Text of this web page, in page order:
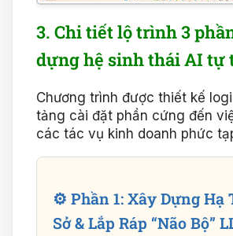
3. Chi tiết lộ trình 3
dựng hệ sinh thái AI tự
Chương trình được thiết kế
tảng cài đặt phần cứng đến
các tác vụ kinh doanh phức
⚙️ Phần 1: Xây Dựng Hạ
Sở & Lắp Ráp “Não Bộ”